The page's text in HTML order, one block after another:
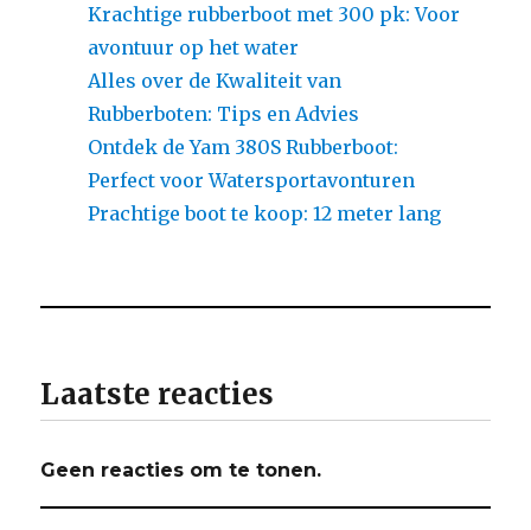
Krachtige rubberboot met 300 pk: Voor
avontuur op het water
Alles over de Kwaliteit van
Rubberboten: Tips en Advies
Ontdek de Yam 380S Rubberboot:
Perfect voor Watersportavonturen
Prachtige boot te koop: 12 meter lang
Laatste reacties
Geen reacties om te tonen.